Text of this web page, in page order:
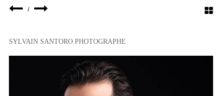
/
SYLVAIN SANTORO PHOTOGRAPHE